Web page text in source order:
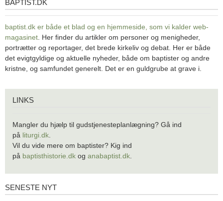
baptist.dk
BAPTIST.DK
baptist.dk er både et blad og en hjemmeside, som vi kalder web-
magasinet . Her finder du artikler om personer og menigheder,
portrætter og reportager, det brede kirkeliv og debat. Her er både
det evigtgyldige og aktuelle nyheder, både om baptister og andre
kristne, og samfundet generelt. Det er en guldgrube at grave i.
LINKS
Mangler du hjælp til gudstjenesteplanlægning? Gå ind
på liturgi.dk
Vil du vide mere om baptister? Kig ind
på baptisthistorie.dk og anabaptist.dk
Seneste
SENESTE NYT